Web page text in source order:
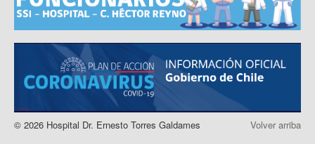
Volver arriba
© 2026 Hospital Dr. Ernesto Torres Galdames